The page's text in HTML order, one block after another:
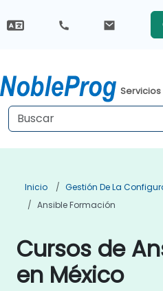
Inicio
Gestión De La
Ansible Formación
Cursos de
en México